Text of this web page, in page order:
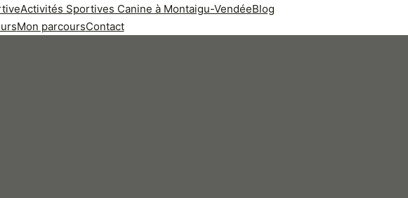
Activités Sportives Canine à Montaigu-VendéeBlog
Mon parcoursContact